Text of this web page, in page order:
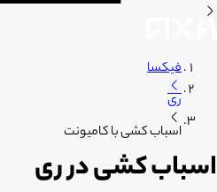
فیکسا
ری
اسباب کشی با کامیونت
اسباب کشی در ری